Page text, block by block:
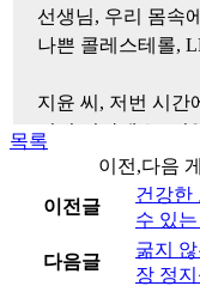
선생님, 우리 몸속
나쁜 콜레스테롤,
지윤 씨, 저번 시간
저번 시간에요? 기
말이 나쁜 콜레스
나쁘다는 건 일종
오늘은 콜레스테
섭취하는 방법까
목록
이전,다음
이전글
건강한
수 있
다음글
굶지
장 정